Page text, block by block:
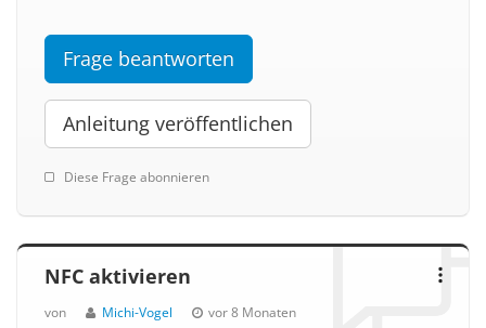
Frage beantworten
Anleitung veröffentlichen
Diese Frage abonnieren
NFC aktivieren
von Michi-Vogel vor 8 Monaten